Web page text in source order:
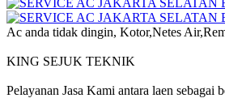
Ac anda tidak dingin, Kotor,Netes
KING SEJUK TEKNIK
Pelayanan Jasa Kami antara laen sebagai